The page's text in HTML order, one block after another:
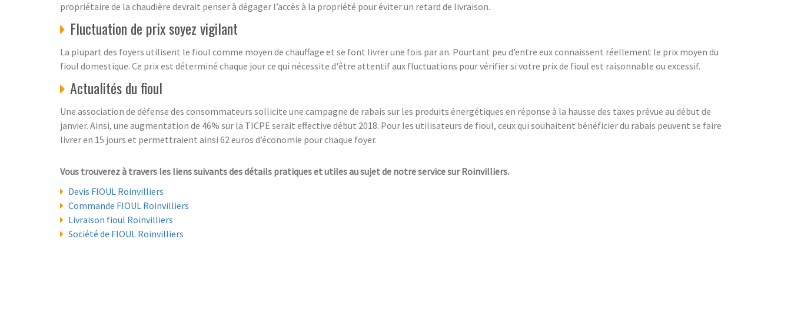
propriétaire de la chaudière devrait penser à dégager l’accès à la propriété pour éviter un retard de livraison.
Fluctuation de prix soyez vigilant
La plupart des foyers utilisent le fioul comme moyen de chauffage et se font livrer une fois par an. Pourtant peu d’entre eux connaissent réellement le prix moyen du
fioul domestique. Ce prix est déterminé chaque jour ce qui nécessite d'être attentif aux fluctuations pour vérifier si votre prix de fioul est raisonnable ou excessif.
Actualités du fioul
Une association de défense des consommateurs sollicite une campagne de rabais sur les produits énergétiques en réponse à la hausse des taxes prévue au début de
janvier. Ainsi, une augmentation de 46% sur la TICPE serait effective début 2018. Pour les utilisateurs de fioul, ceux qui souhaitent bénéficier du rabais peuvent se faire
livrer en 15 jours et permettraient ainsi 62 euros d’économie pour chaque foyer.
Vous trouverez à travers les liens suivants des détails pratiques et utiles au sujet de notre service sur Roinvilliers.
Devis FIOUL Roinvilliers
Commande FIOUL Roinvilliers
Livraison fioul Roinvilliers
Société de FIOUL Roinvilliers